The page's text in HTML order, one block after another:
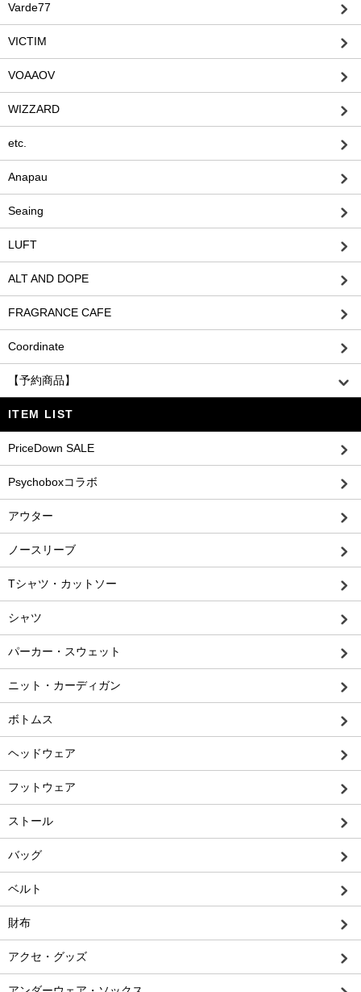
Varde77
VICTIM
VOAAOV
WIZZARD
etc.
Anapau
Seaing
LUFT
ALT AND DOPE
FRAGRANCE CAFE
Coordinate
【予約商品】
ITEM LIST
PriceDown SALE
Psychoboxコラボ
アウター
ノースリーブ
Tシャツ・カットソー
シャツ
パーカー・スウェット
ニット・カーディガン
ボトムス
ヘッドウェア
フットウェア
ストール
バッグ
ベルト
財布
アクセ・グッズ